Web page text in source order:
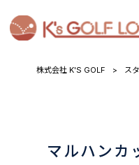
株式会社 K'S GOLF > ス
マルハンカ